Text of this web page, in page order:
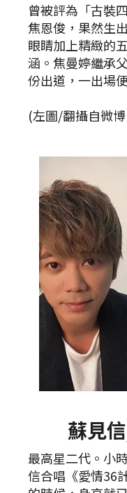
曾被評為「古裝
焦恩俊，果然生
眼睛加上精緻的
涵。焦曼婷繼承
份出道，一出場
(左圖/翻攝自微
蘇見
最高星二代。小
信合唱《愛情36